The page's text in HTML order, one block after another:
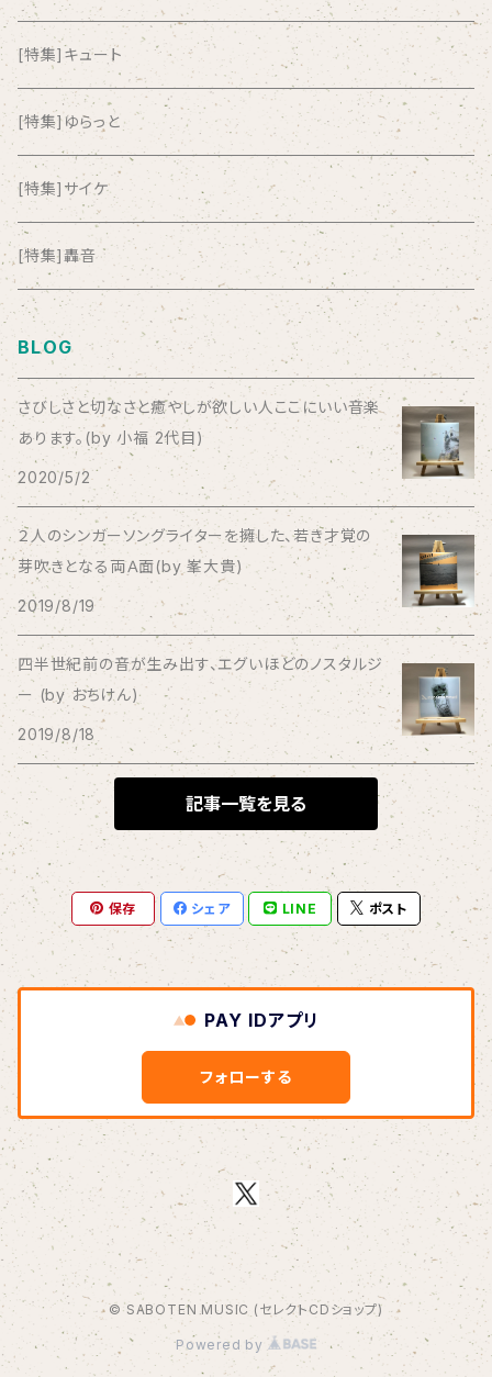
Amsterdamned
ANYO
And Summer Club
anticlockwise
Aysula
Bad Operation
Bagus!
BBBBBBB
The BEG
The Beths
THE BLACK SHANSONS
BLONDnewHALF
Blondy
BOAR HUNTER
bud&harbor
Bulbs Of Passion
B玉
Calme Adiction
CANDY
CHIKIMARCH
[特集]キュート
[特集]ゆらっと
[特集]サイケ
[特集]轟音
BLOG
さびしさと切なさと癒やしが欲しい人ここにいい音楽
あります。(by 小福 2代目)
2020/5/2
２人のシンガーソングライターを擁した、若き才覚の
芽吹きとなる両Ａ面(by 峯大貴)
2019/8/19
四半世紀前の音が生み出す、エグいほどのノスタルジ
ー (by おちけん)
2019/8/18
記事一覧を見る
保存 シェア LINE ポスト
PAY IDアプリ
フォローする
© SABOTEN MUSIC (セレクトCDショップ)
Powered by